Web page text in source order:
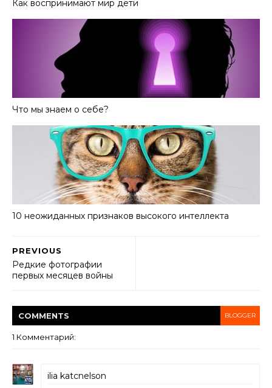
Как воспринимают мир дети
Что мы знаем о себе?
10 неожиданных признаков высокого интеллекта
PREVIOUS
Редкие фотографии
первых месяцев войны
COMMENTS BLOGGER
1 Комментарий:
ilia katcnelson